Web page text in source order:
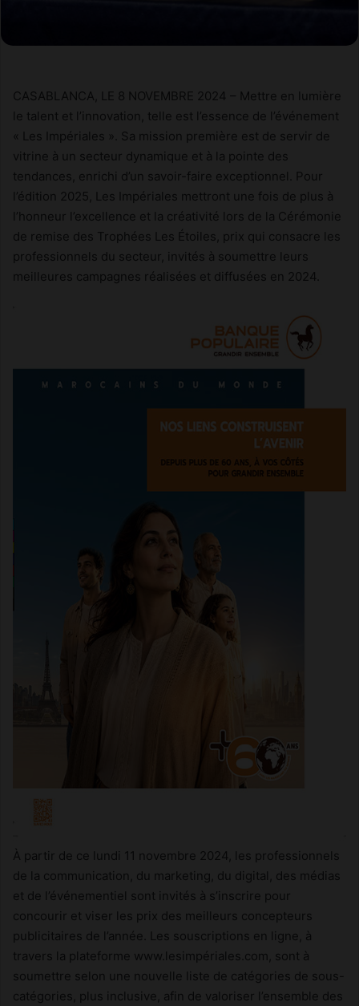
CASABLANCA, LE 8 NOVEMBRE 2024 – Mettre en lumière
le talent et l’innovation, telle est l’essence de l’événement
« Les Impériales ». Sa mission première est de servir de
vitrine à un secteur dynamique et à la pointe des
tendances, enrichi d’un savoir-faire exceptionnel. Pour
l’édition 2025, Les Impériales mettront une fois de plus à
l’honneur l’excellence et la créativité lors de la Cérémonie
de remise des Trophées Les Étoiles, prix qui consacre les
professionnels du secteur, invités à soumettre leurs
meilleures campagnes réalisées et diffusées en 2024.
À partir de ce lundi 11 novembre 2024, les professionnels
de la communication, du marketing, du digital, des médias
et de l’événementiel sont invités à s’inscrire pour
concourir et viser les prix des meilleurs concepteurs
publicitaires de l’année. Les souscriptions en ligne, à
travers la plateforme www.lesimpériales.com, sont à
soumettre selon une nouvelle liste de catégories de sous-
catégories, plus inclusive, afin de valoriser l’ensemble des